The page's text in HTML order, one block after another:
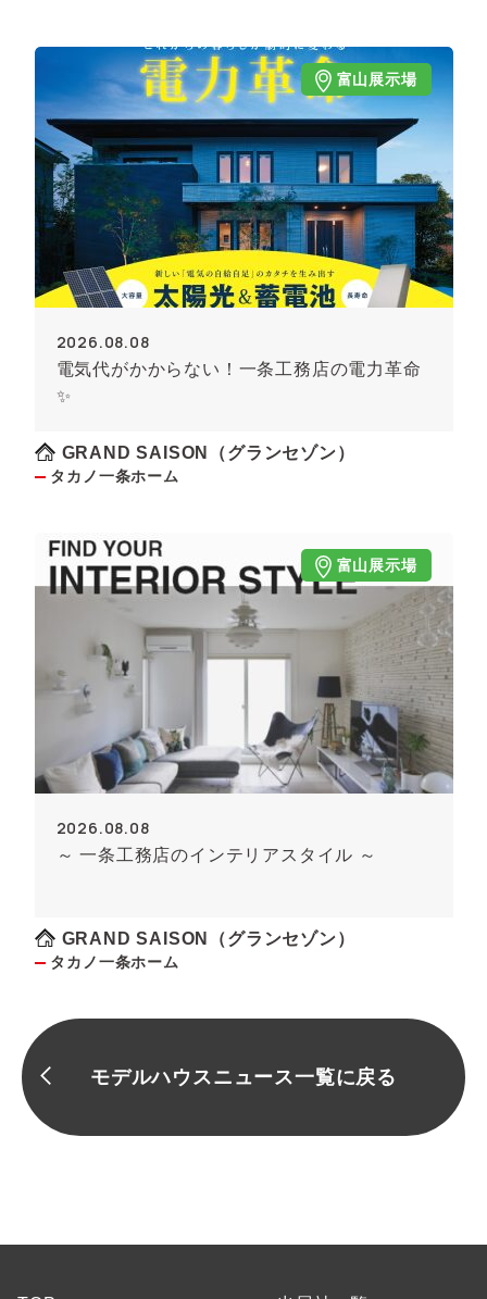
富山展示場
2026.08.08
電気代がかからない！一条工務店の電力革命
✨
GRAND SAISON（グランセゾン）
タカノ一条ホーム
富山展示場
2026.08.08
～ 一条工務店のインテリアスタイル ～
GRAND SAISON（グランセゾン）
タカノ一条ホーム
モデルハウスニュース一覧に戻る